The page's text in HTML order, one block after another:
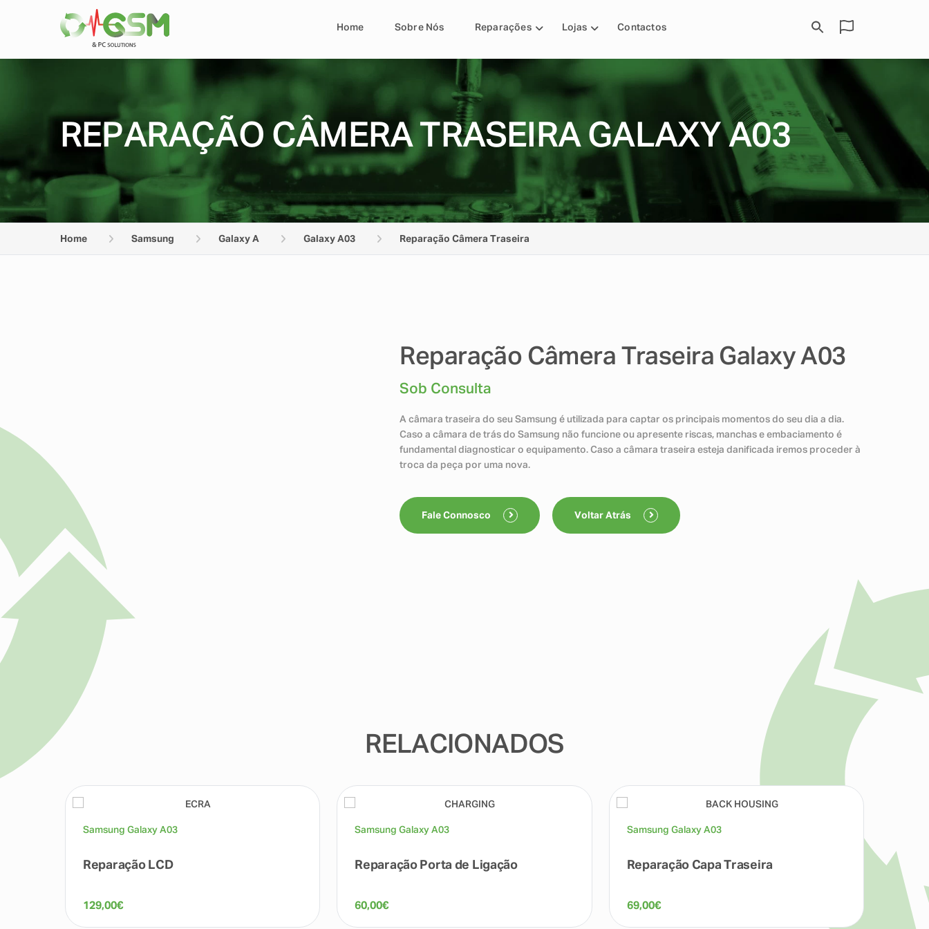
Home Sobre Nós Reparações Lojas Contactos
REPARAÇÃO CÂMERA TRASEIRA GALAXY A03
Home Samsung Galaxy A Galaxy A03 Reparação Câmera Traseira
Reparação Câmera Traseira Galaxy A03
Sob Consulta
A câmara traseira do seu Samsung é utilizada para captar os principais momentos do seu dia a dia.
Caso a câmara de trás do Samsung não funcione ou apresente riscas, manchas e embaciamento é
fundamental diagnosticar o equipamento. Caso a câmara traseira esteja danificada iremos proceder à
troca da peça por uma nova.
Fale Connosco Voltar Atrás
RELACIONADOS
Samsung Galaxy A03
Reparação LCD
129,00€
Samsung Galaxy A03
Reparação Porta de Ligação
60,00€
Samsung Galaxy A03
Reparação Capa Traseira
69,00€